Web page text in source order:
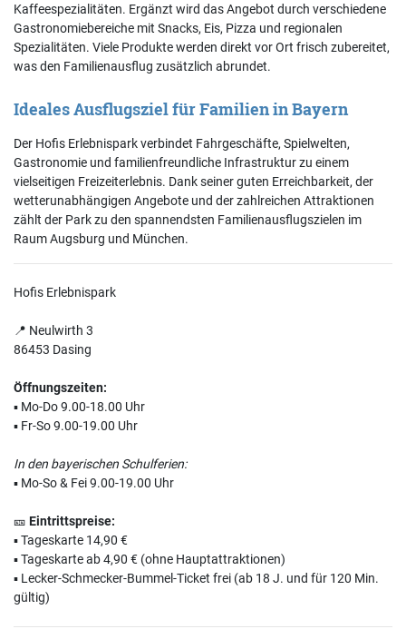
Kaffeespezialitäten. Ergänzt wird das Angebot durch verschiedene
Gastronomiebereiche mit Snacks, Eis, Pizza und regionalen
Spezialitäten. Viele Produkte werden direkt vor Ort frisch zubereitet,
was den Familienausflug zusätzlich abrundet.
Ideales Ausflugsziel für Familien in Bayern
Der Hofis Erlebnispark verbindet Fahrgeschäfte, Spielwelten,
Gastronomie und familienfreundliche Infrastruktur zu einem
vielseitigen Freizeiterlebnis. Dank seiner guten Erreichbarkeit, der
wetterunabhängigen Angebote und der zahlreichen Attraktionen
zählt der Park zu den spannendsten Familienausflugszielen im
Raum Augsburg und München.
Hofis Erlebnispark
📍 Neulwirth 3
86453 Dasing
Öffnungszeiten:
▪️ Mo-Do 9.00-18.00 Uhr
▪️ Fr-So 9.00-19.00 Uhr
In den bayerischen Schulferien:
▪️ Mo-So & Fei 9.00-19.00 Uhr
🎫 Eintrittspreise:
▪️ Tageskarte 14,90 €
▪️ Tageskarte ab 4,90 € (ohne Hauptattraktionen)
▪️ Lecker-Schmecker-Bummel-Ticket frei (ab 18 J. und für 120 Min.
gültig)